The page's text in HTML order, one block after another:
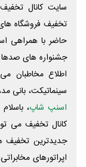
سایت کانال
تخفیف فروشگاه
حاضر با همراهی
جشنواره های صدها
اطلاع مخاطبان
سینماتیکت، بانی
اسنپ شاپ،
کانال تخفیف می
جدیدترین تخفیف
اپراتورهای